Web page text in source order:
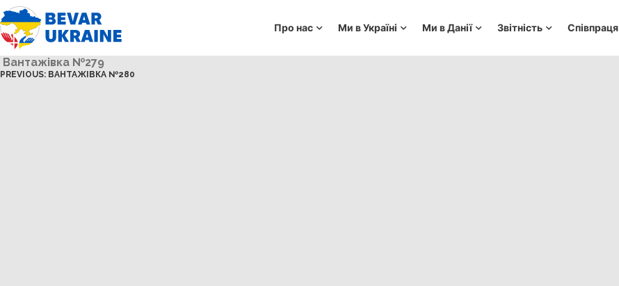
Про нас Ми в Україні Ми в Данії Звітність Співпраця
Вантажівка №279
PREVIOUS: ВАНТАЖІВКА №280